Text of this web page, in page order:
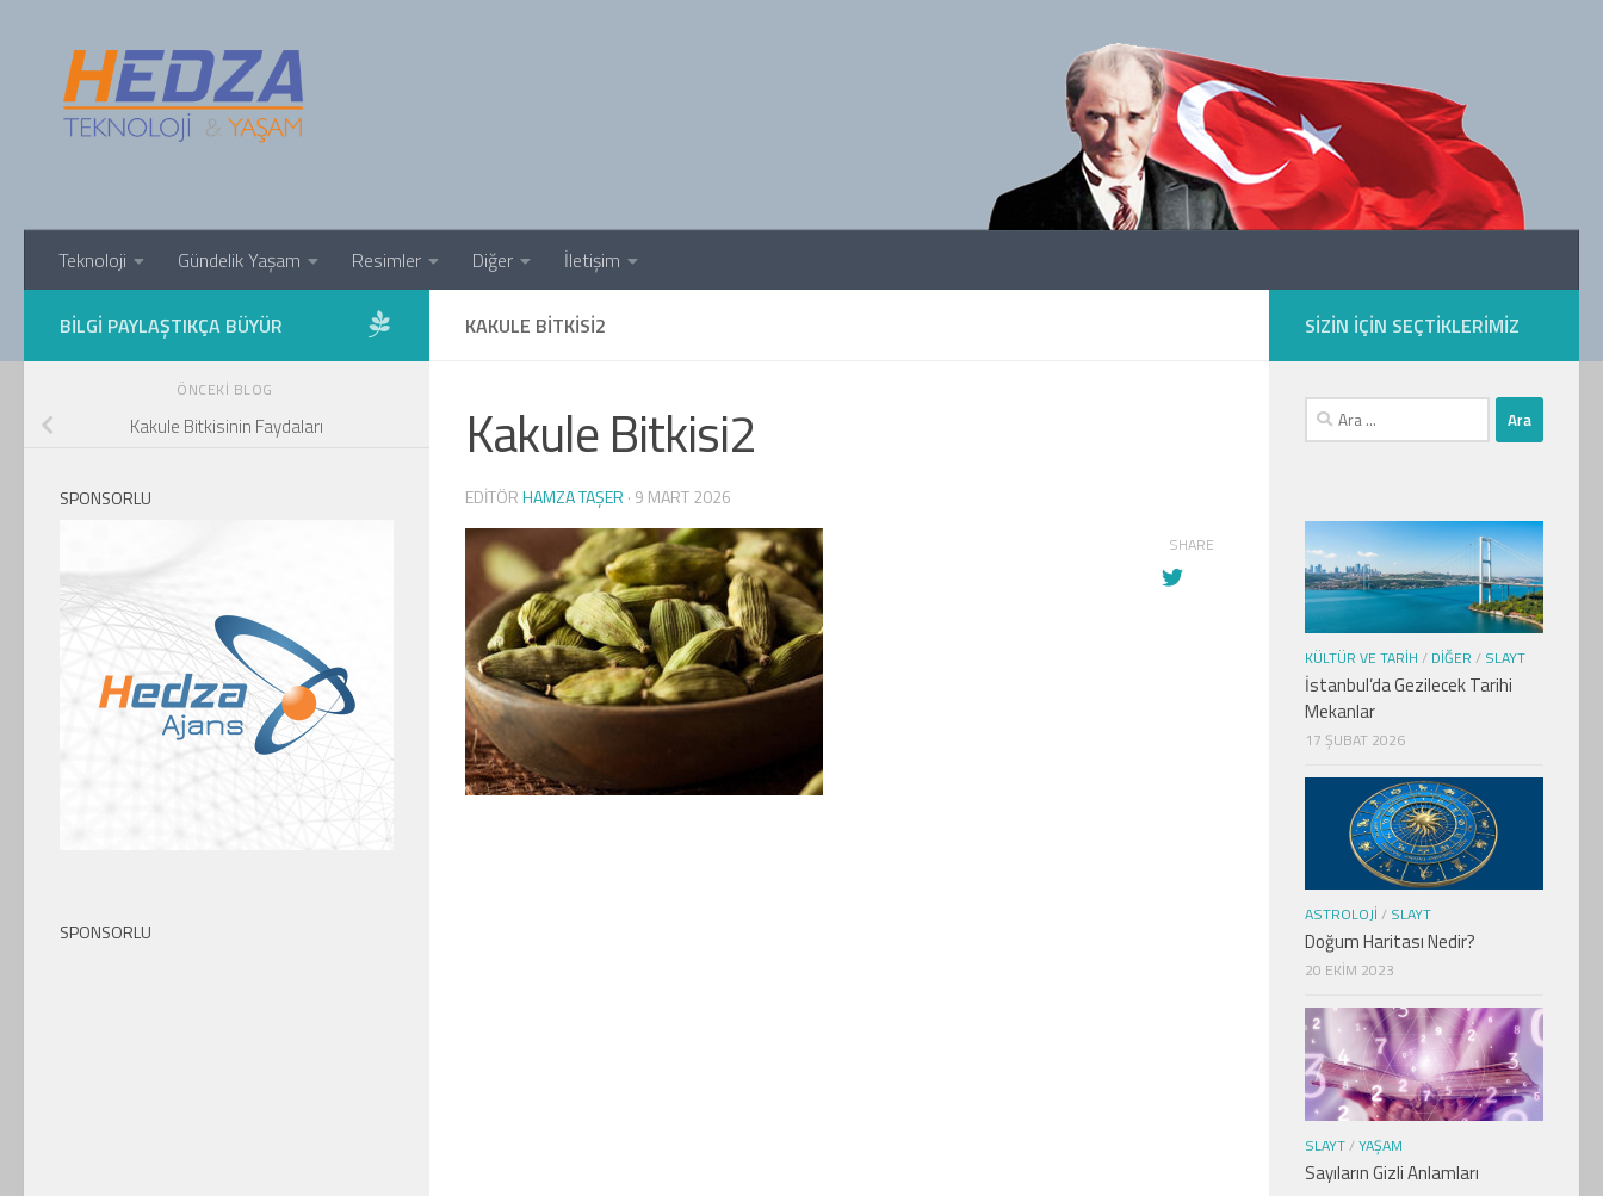
Teknoloji Gündelik Yaşam Resimler Diğer İletişim
KAKULE BITKISI2
Kakule Bitkisi2
EDITÖRHAMZA TAŞER · 9 MART 2026
SHARE
BILGI PAYLAŞTIKÇA BÜYÜR
ÖNCEKI BLOG
Kakule Bitkisinin Faydaları
SPONSORLU
SPONSORLU
SIZIN IÇIN SEÇTIKLERIMIZ
Arama:
KÜLTÜR VE TARIH / DIĞER / SLAYT
İstanbul’da Gezilecek Tarihi
Mekanlar
17 ŞUBAT 2026
ASTROLOJI / SLAYT
Doğum Haritası Nedir?
20 EKIM 2023
SLAYT/YAŞAM
Sayıların Gizli Anlamları